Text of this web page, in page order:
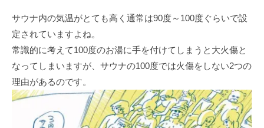
サウナ内の気温がとても高く通常は90度～100度ぐらいで設
定されていますよね。
常識的に考えて100度のお湯に手を付けてしまうと大火傷と
なってしまいますが、サウナの100度では火傷をしない2つの
理由があるのです。